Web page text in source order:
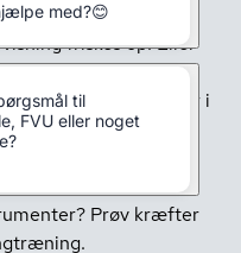
en tangent. Måske
friskes op. Eller
at udvikle dig
klaverkurser i
forskellige ugedage
undervisning, der
du efter
Prøv kræfter